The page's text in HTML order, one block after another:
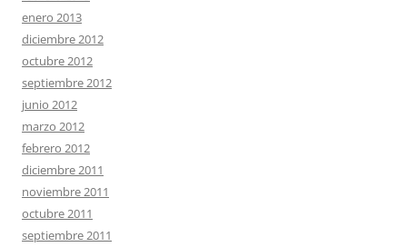
enero 2013
diciembre 2012
octubre 2012
septiembre 2012
junio 2012
marzo 2012
febrero 2012
diciembre 2011
noviembre 2011
octubre 2011
septiembre 2011